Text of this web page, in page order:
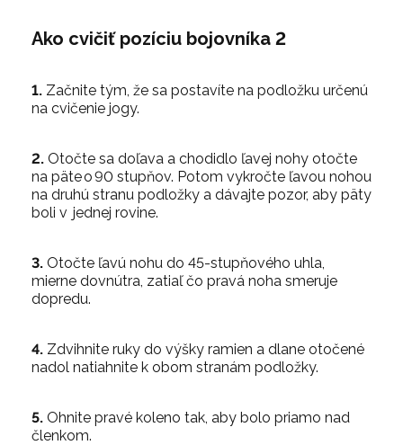
Ako cvičiť pozíciu bojovníka 2
1. Začnite tým, že sa postavíte na podložku určenú
na cvičenie jogy.
2. Otočte sa doľava a chodidlo ľavej nohy otočte
na päte o 90 stupňov. Potom vykročte ľavou nohou
na druhú stranu podložky a dávajte pozor, aby päty
boli v jednej rovine.
3. Otočte ľavú nohu do 45-stupňového uhla,
mierne dovnútra, zatiaľ čo pravá noha smeruje
dopredu.
4. Zdvihnite ruky do výšky ramien a dlane otočené
nadol natiahnite k obom stranám podložky.
5. Ohnite pravé koleno tak, aby bolo priamo nad
členkom.